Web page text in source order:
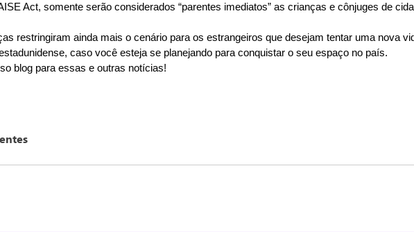
Act, somente serão considerados “parentes imediatos” as crianças e cônjuges de
restringiram ainda mais o cenário para os estrangeiros que desejam tentar uma nova
caso você esteja se planejando para conquistar o seu espaço no país.
blog para essas e outras notícias!